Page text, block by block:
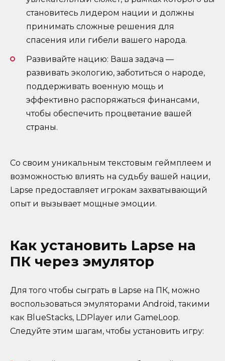
становитесь лидером нации и должны
принимать сложные решения для
спасения или гибели вашего народа.
Развивайте нацию: Ваша задача —
развивать экологию, заботиться о народе,
поддерживать военную мощь и
эффективно распоряжаться финансами,
чтобы обеспечить процветание вашей
страны.
Со своим уникальным текстовым геймплеем и
возможностью влиять на судьбу вашей нации,
Lapse предоставляет игрокам захватывающий
опыт и вызывает мощные эмоции.
Как установить Lapse на
ПК через эмулятор
Для того чтобы сыграть в Lapse на ПК, можно
воспользоваться эмуляторами Android, такими
как BlueStacks, LDPlayer или GameLoop.
Следуйте этим шагам, чтобы установить игру: